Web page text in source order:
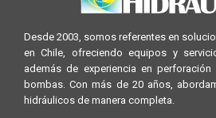
Desde 2003, somos referentes en
en Chile, ofreciendo equipos y
además de experiencia en
bombas. Con más de 20 años,
hidráulicos de manera completa.